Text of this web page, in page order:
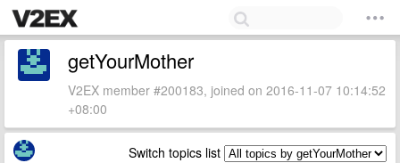
getYourMother
V2EX member #200183, joined on 2016-11-07 10:14:52
+08:00
Switch topics list